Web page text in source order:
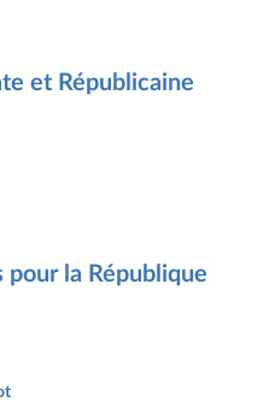
et Républicaine
la République